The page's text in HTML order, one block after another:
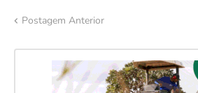
Postagem Anterior